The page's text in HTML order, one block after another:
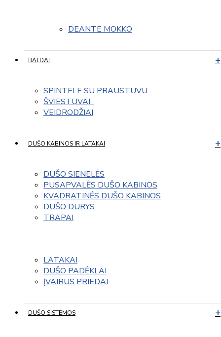
DEANTE MOKKO
BALDAI
SPINTELE SU PRAUSTUVU
ŠVIESTUVAI
VEIDRODŽIAI
DUŠO KABINOS IR LATAKAI
DUŠO SIENELĖS
PUSAPVALĖS DUŠO KABINOS
KVADRATINĖS DUŠO KABINOS
DUŠO DURYS
TRAPAI
LATAKAI
DUŠO PADĖKLAI
ĮVAIRUS PRIEDAI
DUŠO SISTEMOS